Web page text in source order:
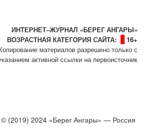
ИНТЕРНЕТ–ЖУРНАЛ «БЕРЕГ АНГАРЫ»
ВОЗРАСТНАЯ КАТЕГОРИЯ САЙТА:
16+
материалов разрешено только с
активной ссылки на первоисточник
© (2019) 2024 «Берег Ангары» — Россия